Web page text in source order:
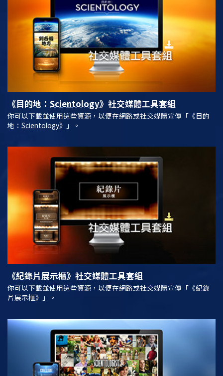
《目的地： Scientology》 社交媒體工具套組
你可以下載並使用這些資源，以便在網路或社交媒體宣傳「《目的
地： Scientology》」。
《紀錄片展示櫃》 社交媒體工具套組
你可以下載並使用這些資源，以便在網路或社交媒體宣傳「《紀錄
片展示櫃》」。